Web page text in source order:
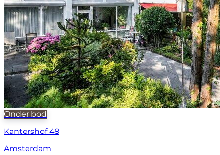
Onder bod
Kantershof 48
Amsterdam